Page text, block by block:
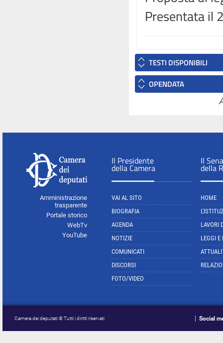
Presentata il
TESTI DISPONIBILI
OPENDATA
Amministrazione
trasparente
Portale storico
WebTv
YouTube
Il Presidente
della Camera
VAI AL SITO
BIOGRAFIA
AGENDA
NOTIZIE
COMUNICATI
DISCORSI
FOTO/VIDEO
Il
della
HOME
LAVORI
LEGGI E
Camera dei deputati © Tutti i diritti riservati Social